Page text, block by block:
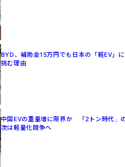
BYD、補助金15万円でも日本の「軽EV」に
挑む理由
中国EVの重量増に限界か 「2トン時代」
次は軽量化競争へ